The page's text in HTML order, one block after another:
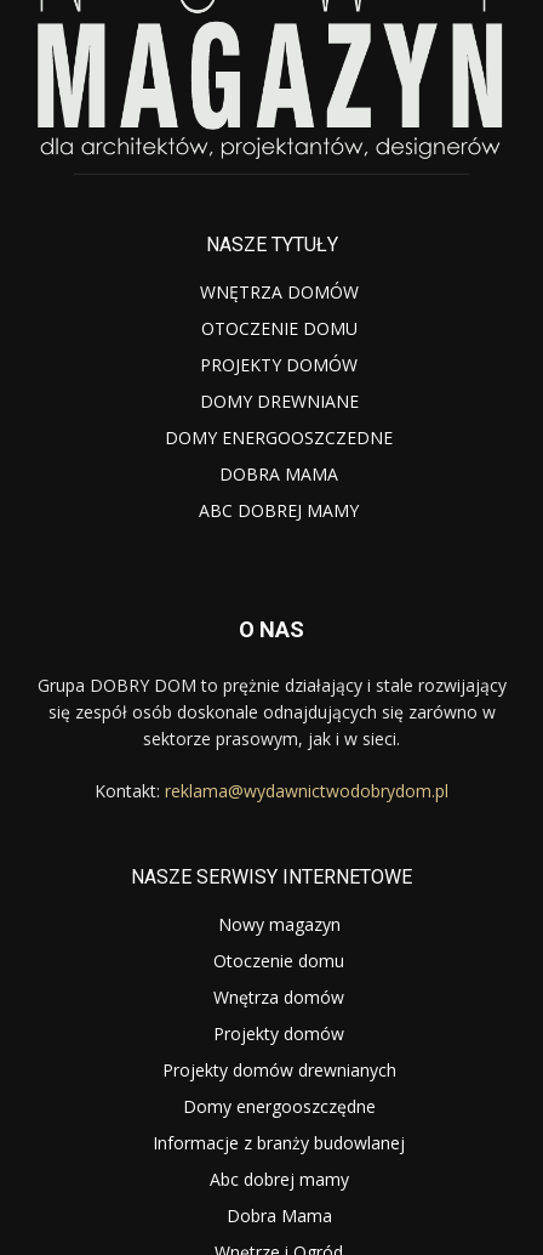
NASZE TYTUŁY
WNĘTRZA DOMÓW
OTOCZENIE DOMU
PROJEKTY DOMÓW
DOMY DREWNIANE
DOMY ENERGOOSZCZEDNE
DOBRA MAMA
ABC DOBREJ MAMY
O NAS
Grupa DOBRY DOM to prężnie działający i stale rozwijający
się zespół osób doskonale odnajdujących się zarówno w
sektorze prasowym, jak i w sieci.
Kontakt: reklama@wydawnictwodobrydom.pl
NASZE SERWISY INTERNETOWE
Nowy magazyn
Otoczenie domu
Wnętrza domów
Projekty domów
Projekty domów drewnianych
Domy energooszczędne
Informacje z branży budowlanej
Abc dobrej mamy
Dobra Mama